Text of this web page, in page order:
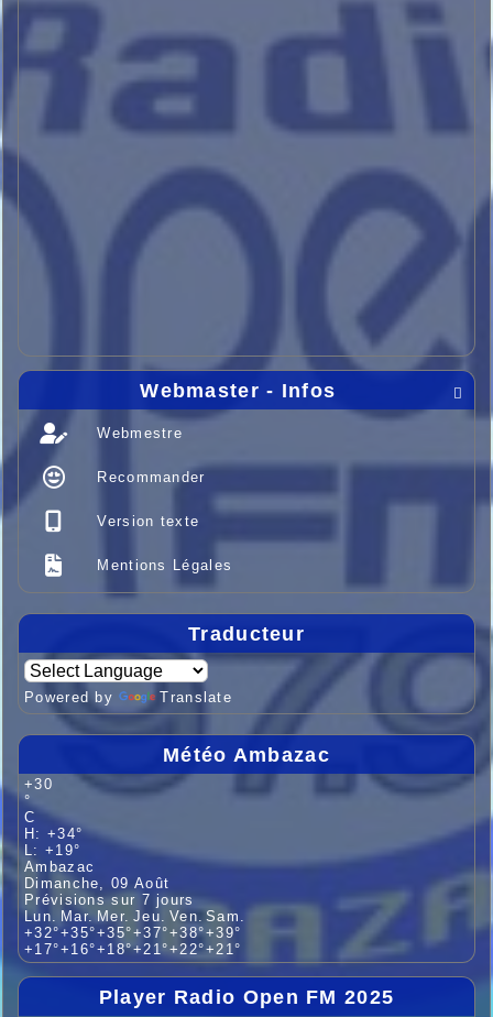

Webmaster - Infos
Webmestre
Recommander
Version texte
Mentions Légales
Traducteur
Powered by Translate
Météo Ambazac
+30
°
C
H: +34°
L: + 19°
Ambazac
Dimanche, 09 Août
Prévisions sur 7 jours
Lun.
Mar. Mer. Jeu. Ven. Sam.
+32°+35°+35°+37°+38°+39°
+ 17°+ 16°+ 18°+ 21°+ 22°+ 21°
Player Radio Open FM 2025